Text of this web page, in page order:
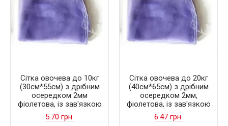
Сітка овочева до 10кг
(30см*55см) з дрібним
осередком 2мм
фіолетова, із зав'язкою
5.70 грн.
Сітка овочева до 20кг
(40см*65см) з дрібним
осередком 2мм,
фіолетова, із зав'язкою
6.47 грн.